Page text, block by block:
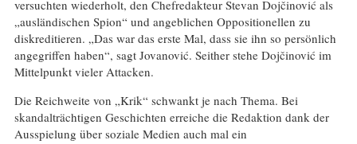
versuchten wiederholt, den Chefredakteur Stevan Dojčinović als
„ausländischen Spion“ und angeblichen Oppositionellen zu
diskreditieren. „Das war das erste Mal, dass sie ihn so persönlich
angegriffen haben“, sagt Jovanović. Seither stehe Dojčinović im
Mittelpunkt vieler Attacken.
Die Reichweite von „Krik“ schwankt je nach Thema. Bei
skandalträchtigen Geschichten erreiche die Redaktion dank der
Ausspielung über soziale Medien auch mal ein